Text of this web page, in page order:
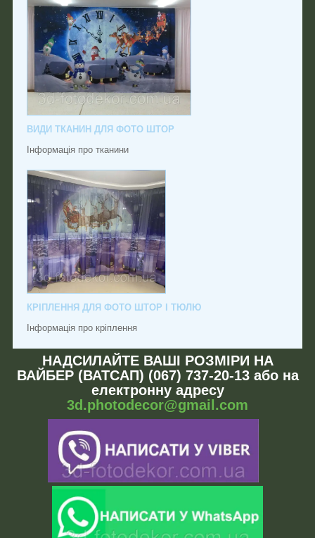
ВИДИ ТКАНИН ДЛЯ ФОТО ШТОР
Інформація про тканини
КРІПЛЕННЯ ДЛЯ ФОТО ШТОР І ТЮЛЮ
Інформація про кріплення
НАДСИЛАЙТЕ ВАШІ РОЗМІРИ НА
ВАЙБЕР (ВАТСАП) (067) 737-20-13 або на
електронну адресу
3d.photodecor@gmail.com